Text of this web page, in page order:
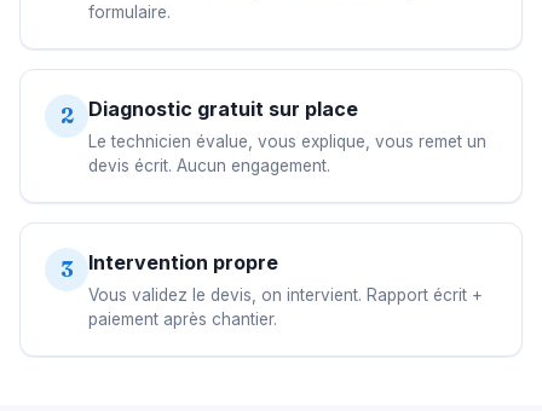
formulaire.
2 Diagnostic gratuit sur place
Le technicien évalue, vous explique, vous remet un
devis écrit. Aucun engagement.
3 Intervention propre
Vous validez le devis, on intervient. Rapport écrit +
paiement après chantier.